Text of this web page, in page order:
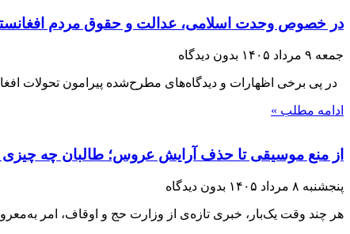
در خصوص وحدت اسلامی، عدالت و حقوق مردم
جمعه ۹ مرداد ۱۴۰۵ بدون دیدگاه
در پی برخی اظهارات و دیدگاه‌های مطرح‌شده پیرامون تحولات
ادامه مطلب »
از منع موسیقی تا حذف آرایش عروس؛ طالبان چه چیزی
پنجشنبه ۸ مرداد ۱۴۰۵ بدون دیدگاه
هر چند وقت یک‌بار، خبری تازه‌ی از وزارت حج و اوقاف، امر